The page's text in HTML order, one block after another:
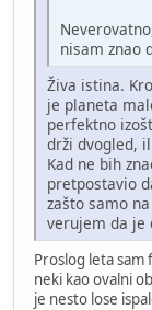
nisam znao
Živa istina.
je planeta
perfektno
drži dvogled,
Kad ne bih
pretpostavio
zašto samo
verujem da je
Proslog leta
neki kao ovalni
je nesto lose